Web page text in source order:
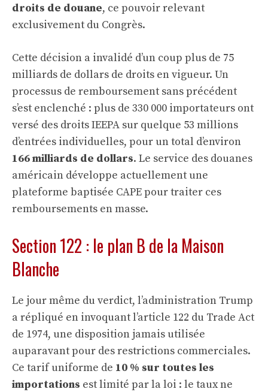
droits de douane, ce pouvoir relevant
exclusivement du Congrès.
Cette décision a invalidé d’un coup plus de 75
milliards de dollars de droits en vigueur. Un
processus de remboursement sans précédent
s’est enclenché : plus de 330 000 importateurs ont
versé des droits IEEPA sur quelque 53 millions
d’entrées individuelles, pour un total d’environ
166 milliards de dollars. Le service des douanes
américain développe actuellement une
plateforme baptisée CAPE pour traiter ces
remboursements en masse.
Section 122 : le plan B de la Maison
Blanche
Le jour même du verdict, l’administration Trump
a répliqué en invoquant l’article 122 du Trade Act
de 1974, une disposition jamais utilisée
auparavant pour des restrictions commerciales.
Ce tarif uniforme de 10 % sur toutes les
importations est limité par la loi : le taux ne